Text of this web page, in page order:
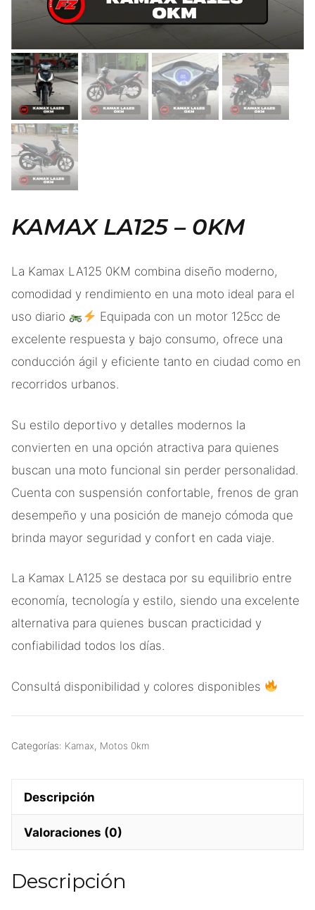
KAMAX LA125 – 0KM
La Kamax LA125 0KM combina diseño moderno,
comodidad y rendimiento en una moto ideal para el
uso diario
Equipada con un motor 125cc de
excelente respuesta y bajo consumo, ofrece una
conducción ágil y eficiente tanto en ciudad como en
recorridos urbanos.
Su estilo deportivo y detalles modernos la
convierten en una opción atractiva para quienes
buscan una moto funcional sin perder personalidad.
Cuenta con suspensión confortable, frenos de gran
desempeño y una posición de manejo cómoda que
brinda mayor seguridad y confort en cada viaje.
La Kamax LA125 se destaca por su equilibrio entre
economía, tecnología y estilo, siendo una excelente
alternativa para quienes buscan practicidad y
confiabilidad todos los días.
Consultá disponibilidad y colores disponibles
Categorías: Kamax, Motos 0km
Descripción
Valoraciones (0)
Descripción